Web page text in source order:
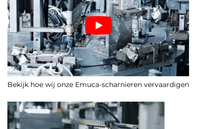
Bekijk hoe wij onze Emuca-scharnieren vervaardigen